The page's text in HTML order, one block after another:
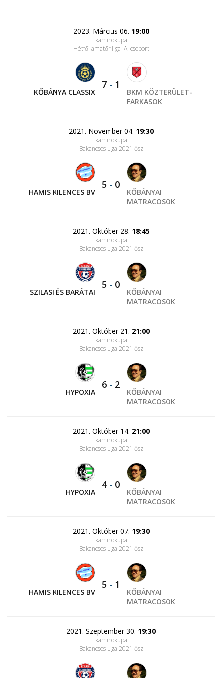
2023. Március 06. 19:00
kaminokupa
Hétfői amatőr liga 'A' csoport
KŐBÁNYA CLASSIX
7 - 1
BKM KÖZTERÜLET-
FARKASOK
2021. November 04. 19:30
kaminokupa
Bakancsos Liga 2021 ősz
HAMIS KILENCES BV
5 - 0
KŐBÁNYAI
MATRACOSOK
2021. Október 28. 18:45
kaminokupa
Bakancsos Liga 2021 ősz
SZILASI ÉS BARÁTAI
5 - 0
KŐBÁNYAI
MATRACOSOK
2021. Október 21. 21:00
kaminokupa
Bakancsos Liga 2021 ősz
HYPOXIA
6 - 2
KŐBÁNYAI
MATRACOSOK
2021. Október 14. 21:00
kaminokupa
Bakancsos Liga 2021 ősz
HYPOXIA
4- 0
KŐBÁNYAI
MATRACOSOK
2021. Október 07. 19:30
kaminokupa
Bakancsos Liga 2021 ősz
HAMIS KILENCES BV
5 - 1
KŐBÁNYAI
MATRACOSOK
2021. Szeptember 30. 19:30
kaminokupa
Bakancsos Liga 2021 ősz